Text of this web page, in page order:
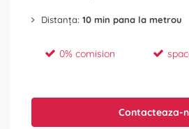
Distanța: 10 min pana la metrou
0% comision
Contacteaza-